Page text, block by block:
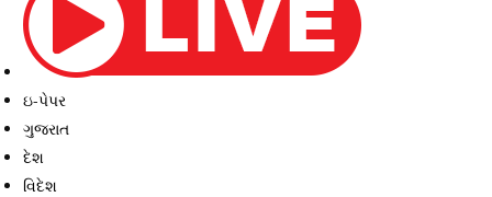
ઇ-પેપર
ગુજરાત
દેશ
વિદેશ